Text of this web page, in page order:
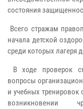
состояния
Всего стражам
начала детской
среди которых лагеря
В ходе проверок
вопросы
и учебных
возникновении